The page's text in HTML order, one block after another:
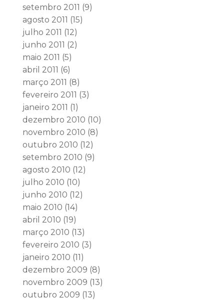
setembro 2011 (9)
agosto 2011 (15)
julho 2011 (12)
junho 2011 (2)
maio 2011 (5)
abril 2011 (6)
março 2011 (8)
fevereiro 2011 (3)
janeiro 2011 (1)
dezembro 2010 (10)
novembro 2010 (8)
outubro 2010 (12)
setembro 2010 (9)
agosto 2010 (12)
julho 2010 (10)
junho 2010 (12)
maio 2010 (14)
abril 2010 (19)
março 2010 (13)
fevereiro 2010 (3)
janeiro 2010 (11)
dezembro 2009 (8)
novembro 2009 (13)
outubro 2009 (13)